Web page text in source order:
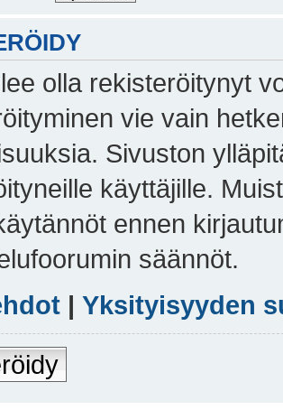
olla rekisteröitynyt
vie vain
Sivuston
käyttäjille.
ennen
säännöt.
| Yksityisyyden